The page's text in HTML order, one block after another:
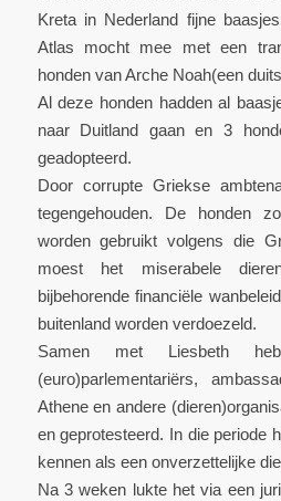
Kreta in Nederland fijne
Atlas mocht mee met een
honden van Arche Noah(een
Al deze honden hadden al
naar Duitland gaan en 3
geadopteerd.
Door corrupte Griekse
tegengehouden. De honden
worden gebruikt volgens die
moest het miserabele
bijbehorende financiële
buitenland worden verdoezeld.
Samen met Liesbeth
(euro)parlementariërs,
Athene en andere
en geprotesteerd. In die periode
kennen als een onverzettelijke
Na 3 weken lukte het via een